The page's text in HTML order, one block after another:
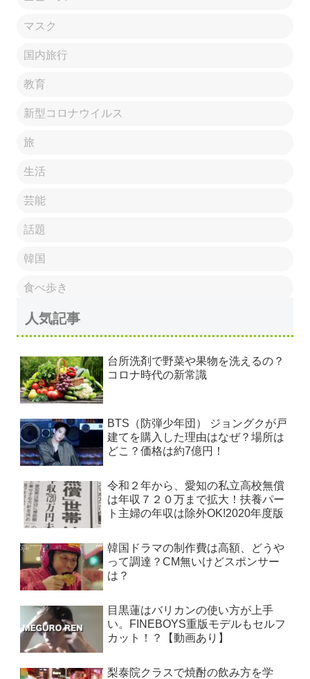
マスク
国内旅行
教育
新型コロナウイルス
旅
生活
芸能
話題
韓国
食べ歩き
人気記事
台所洗剤で野菜や果物を洗えるの？
コロナ時代の新常識
BTS（防弾少年団） ジョングクが戸
建てを購入した理由はなぜ？場所は
どこ？価格は約7億円！
令和２年から、愛知の私立高校無償
は年収７２０万まで拡大！扶養パー
ト主婦の年収は除外OK!2020年度版
韓国ドラマの制作費は高額、どうや
って調達？CM無いけどスポンサー
は？
目黒蓮はバリカンの使い方が上手
い。FINEBOYS重版モデルもセルフ
カット！？【動画あり】
梨泰院クラスで焼酎の飲み方を学